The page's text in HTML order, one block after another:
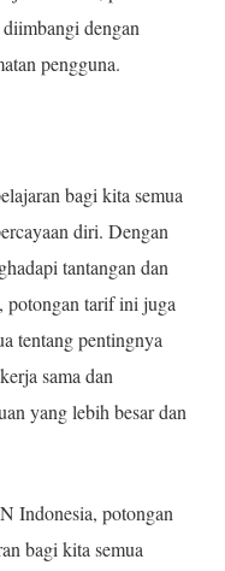
dengan
pengguna.
bagi kita semua
diri. Dengan
tantangan dan
potongan tarif ini juga
tentang pentingnya
sama dan
yang lebih besar dan
Indonesia, potongan
bagi kita semua